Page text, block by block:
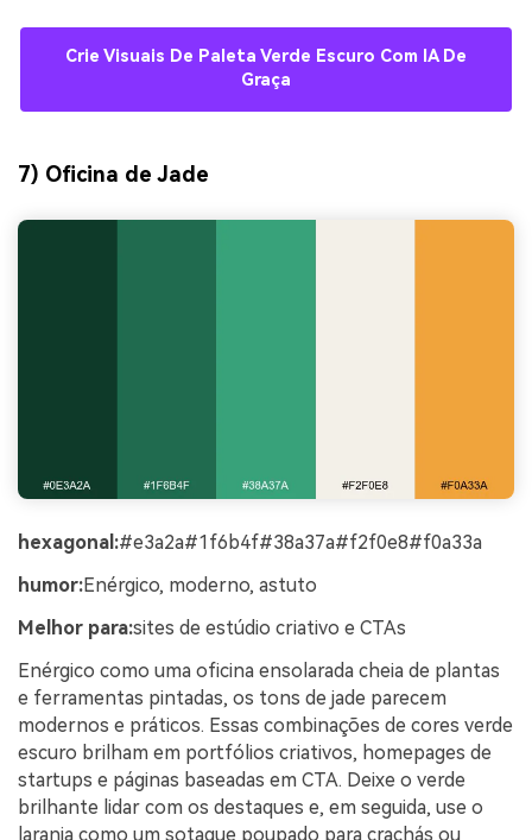
Crie Visuais De Paleta Verde Escuro Com IA De
Graça
7) Oficina de Jade
hexagonal:#e3a2a#1f6b4f#38a37a#f2f0e8#f0a33a
humor:Enérgico, moderno, astuto
Melhor para:sites de estúdio criativo e CTAs
Enérgico como uma oficina ensolarada cheia de plantas
e ferramentas pintadas, os tons de jade parecem
modernos e práticos. Essas combinações de cores verde
escuro brilham em portfólios criativos, homepages de
startups e páginas baseadas em CTA. Deixe o verde
brilhante lidar com os destaques e, em seguida, use o
laranja como um sotaque poupado para crachás ou